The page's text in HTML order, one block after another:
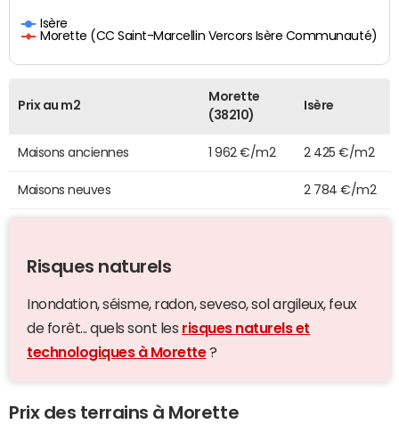
Isère
Morette (CC Saint-Marcellin Vercors Isère Communauté)
Prix au m2
Morette
(38210)
Isère
Maisons anciennes 1 962 €/m2 2 425 €/m2
Maisons neuves 2 784 €/m2
Risques naturels
Inondation, séisme, radon, seveso, sol argileux, feux
de forêt... quels sont les risques naturels et
technologiques à Morette?
Prix des terrains à Morette